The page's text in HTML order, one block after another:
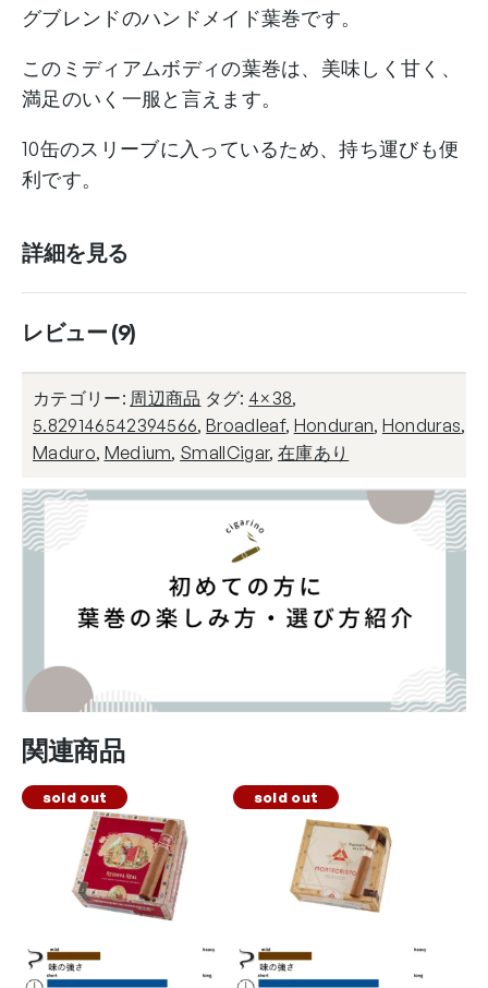
グブレンドのハンドメイド葉巻です。
このミディアムボディの葉巻は、美味しく甘く、
満足のいく一服と言えます。
10缶のスリーブに入っているため、持ち運びも便
利です。
詳細を見る
レビュー (9)
カテゴリー: 周辺商品 タグ: 4×38,
5.829146542394566,Broadleaf, Honduran, Honduras,
Maduro, Medium, SmallCigar, 在庫あり
関連商品
sold out sold out